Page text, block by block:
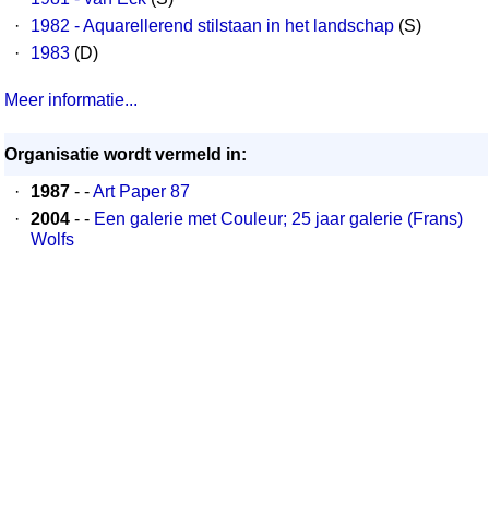
·
1982 - Aquarellerend stilstaan in het landschap (S)
·
1983 (D)
Meer informatie...
Organisatie wordt vermeld in:
·
1987 - -Art Paper 87
·
2004 - - Een galerie met Couleur; 25 jaar galerie (Frans)
Wolfs